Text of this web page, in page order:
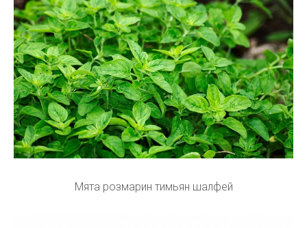
Мята розмарин тимьян шалфей